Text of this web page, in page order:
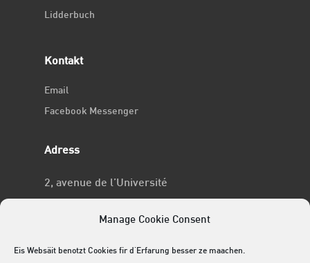
Manage Cookie Consent
Eis Websäit benotzt Cookies fir d'Erfarung besser ze maachen.
Lidderbuch
Kontakt
Email
Facebook Messenger
Adress
2, avenue de l’Université
No RCSL